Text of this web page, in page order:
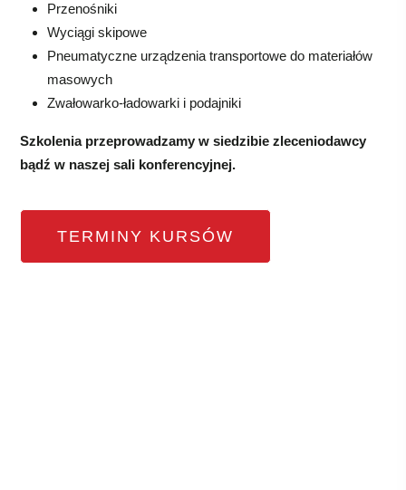
Przenośniki
Wyciągi skipowe
Pneumatyczne urządzenia transportowe do materiałów
masowych
Zwałowarko-ładowarki i podajniki
Szkolenia przeprowadzamy w siedzibie zleceniodawcy
bądź w naszej sali konferencyjnej.
TERMINY KURSÓW